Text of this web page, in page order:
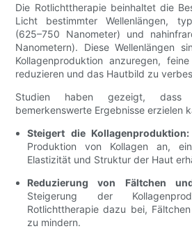
Die Rotlichttherapie beinhaltet die
Licht bestimmter Wellenlängen,
(625–750 Nanometer) und
Nanometern). Diese Wellenlängen
Kollagenproduktion anzuregen,
reduzieren und das Hautbild zu
Studien haben gezeigt, dass
bemerkenswerte Ergebnisse erzielen
Steigert die Kollagenproduktion:
Produktion von Kollagen an,
Elastizität und Struktur der Haut
Reduzierung von Fältchen
Steigerung der
Rotlichttherapie dazu bei,
zu mindern.